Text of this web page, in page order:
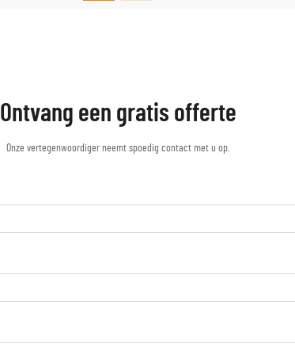
Ontvang een gratis offerte
Onze vertegenwoordiger neemt spoedig contact met u op.